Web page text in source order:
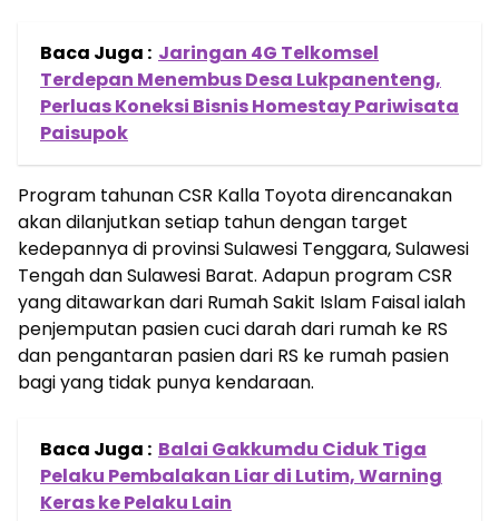
Baca Juga : Jaringan 4G Telkomsel
Terdepan Menembus Desa Lukpanenteng,
Perluas Koneksi Bisnis Homestay Pariwisata
Paisupok
Program tahunan CSR Kalla Toyota direncanakan
akan dilanjutkan setiap tahun dengan target
kedepannya di provinsi Sulawesi Tenggara, Sulawesi
Tengah dan Sulawesi Barat. Adapun program CSR
yang ditawarkan dari Rumah Sakit Islam Faisal ialah
penjemputan pasien cuci darah dari rumah ke RS
dan pengantaran pasien dari RS ke rumah pasien
bagi yang tidak punya kendaraan.
Baca Juga : Balai Gakkumdu Ciduk Tiga
Pelaku Pembalakan Liar di Lutim, Warning
Keras ke Pelaku Lain